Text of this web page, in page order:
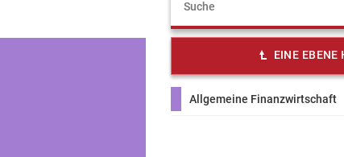
EINE EBENE
Allgemeine Finanzwirtschaft